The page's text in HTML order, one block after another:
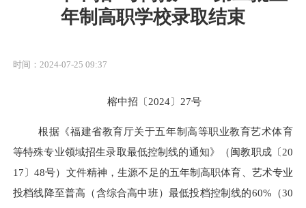
年制高职学校录取结束
时间：2024-07-25 09:37
榕中招〔2024〕 27号
根据《福建省教育厅关于五年制高等职业教育艺术体育
等特殊专业领域招生录取最低控制线的通知》（闽教职成〔20
17〕48号）文件精神，生源不足的五年制高职体育、艺术专业
投档线降至普高（含综合高中班）最低投档控制线的60% （30